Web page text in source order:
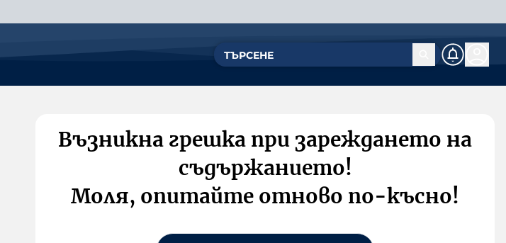
Възникна грешка при зареждането на
съдържанието!
Моля, опитайте отново по-късно!